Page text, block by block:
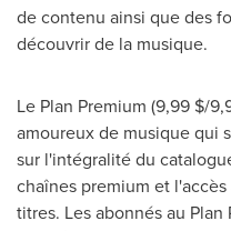
de contenu ainsi que des
découvrir de la musique.
Le Plan Premium (9,99 $/
amoureux de musique qui
sur l'intégralité du
chaînes premium et
titres. Les abonnés au